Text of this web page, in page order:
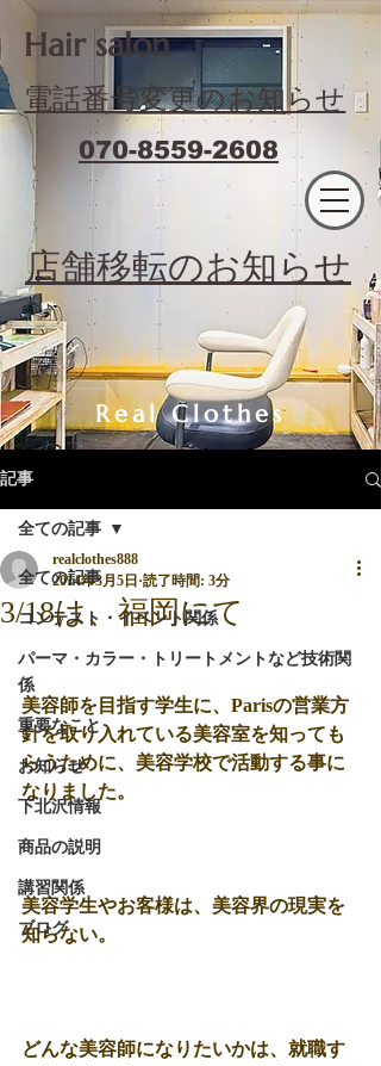
​Hair salon
電話番号変更のお知らせ
070-8559-2608
​店舗移転のお知らせ
Real Clothes
記事
全ての記事
コンテスト・イベント関係
パーマ・カラー・トリートメントなど技術関
係
重要なこと
お知らせ
下北沢情報
商品の説明
講習関係
ブログ
全ての記事
3/18は、福岡にて
realclothes888
2014年3月5日 読了時間: 3分
美容師を目指す学生に、Parisの営業方
針を取り入れている美容室を知っても
らうために、美容学校で活動する事に
なりました。
美容学生やお客様は、美容界の現実を
知らない。
どんな美容師になりたいかは、就職す